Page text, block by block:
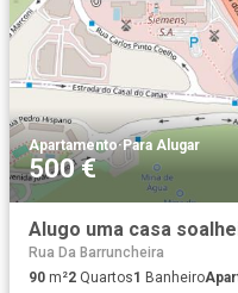
Apartamento·Para Alugar
500 €
Rua Da Barruncheira
90 m²2 Quartos1 Banheiro